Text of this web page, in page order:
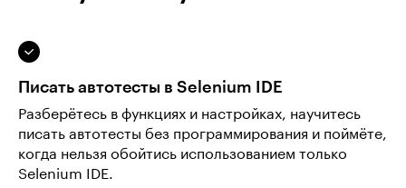
Писать автотесты в Selenium IDE
Разберётесь в функциях и настройках, научитесь
писать автотесты без программирования и поймёте,
когда нельзя обойтись использованием только
Selenium IDE.